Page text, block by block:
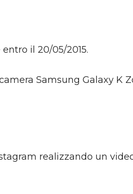
il 20/05/2015.
Samsung Galaxy K
realizzando un